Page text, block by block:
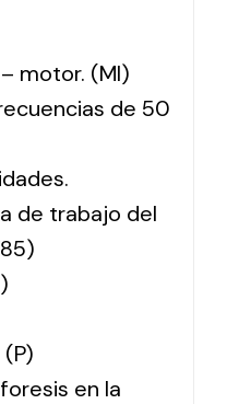
motor. (MI)
de 50
de trabajo del
en la